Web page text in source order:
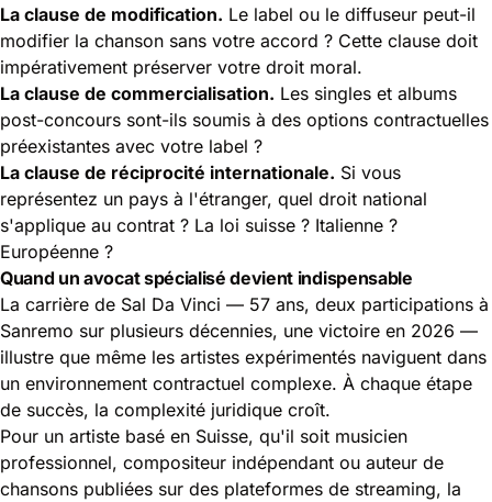
La clause de modification. Le label ou le diffuseur peut-il
modifier la chanson sans votre accord ? Cette clause doit
impérativement préserver votre droit moral.
La clause de commercialisation. Les singles et albums
post-concours sont-ils soumis à des options contractuelles
préexistantes avec votre label ?
La clause de réciprocité internationale. Si vous
représentez un pays à l'étranger, quel droit national
s'applique au contrat ? La loi suisse ? Italienne ?
Européenne ?
Quand un avocat spécialisé devient indispensable
La carrière de Sal Da Vinci — 57 ans, deux participations à
Sanremo sur plusieurs décennies, une victoire en 2026 —
illustre que même les artistes expérimentés naviguent dans
un environnement contractuel complexe. À chaque étape
de succès, la complexité juridique croît.
Pour un artiste basé en Suisse, qu'il soit musicien
professionnel, compositeur indépendant ou auteur de
chansons publiées sur des plateformes de streaming, la